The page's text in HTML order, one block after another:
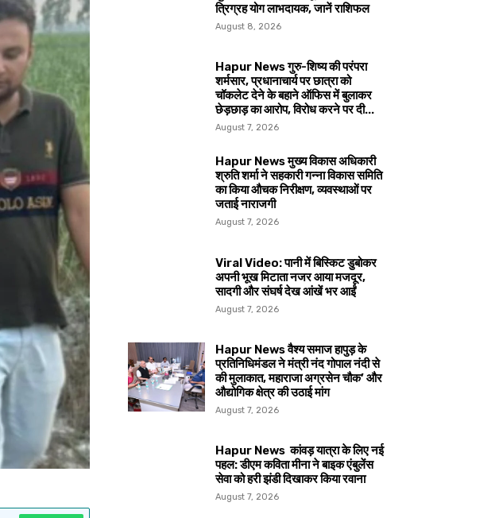
त्रिग्रह योग लाभदायक, जानें राशिफल
August 8, 2026
Hapur News गुरु-शिष्य की परंपरा
शर्मसार, प्रधानाचार्य पर छात्रा को
चॉकलेट देने के बहाने ऑफिस में बुलाकर
छेड़छाड़ का आरोप, विरोध करने पर दी...
August 7, 2026
Hapur News मुख्य विकास अधिकारी
श्रुति शर्मा ने सहकारी गन्ना विकास समिति
का किया औचक निरीक्षण, व्यवस्थाओं पर
जताई नाराजगी
August 7, 2026
Viral Video: पानी में बिस्किट डुबोकर
अपनी भूख मिटाता नजर आया मजदूर,
सादगी और संघर्ष देख आंखें भर आईं
August 7, 2026
Hapur News वैश्य समाज हापुड़ के
प्रतिनिधिमंडल ने मंत्री नंद गोपाल नंदी से
की मुलाकात, महाराजा अग्रसेन चौक’ और
औद्योगिक क्षेत्र की उठाई मांग
August 7, 2026
Hapur News कांवड़ यात्रा के लिए नई
पहल: डीएम कविता मीना ने बाइक एंबुलेंस
सेवा को हरी झंडी दिखाकर किया रवाना
August 7, 2026